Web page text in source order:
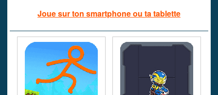
Joue sur ton smartphone ou ta tablette